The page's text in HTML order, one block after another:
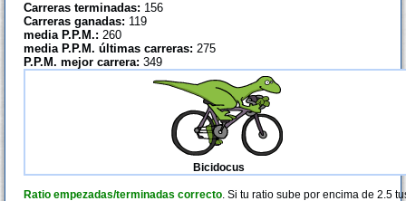
Carreras terminadas: 156
Carreras ganadas: 119
media P.P.M.: 260
media P.P.M. últimas carreras: 275
P.P.M. mejor carrera: 349
Bicidocus
Ratio empezadas/terminadas correcto. Si tu ratio sube por encima de 2.5